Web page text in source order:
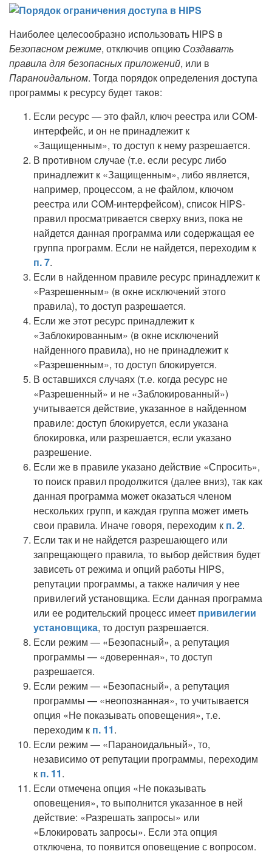
Наиболее целесообразно использовать HIPS в
Безопасном режиме, отключив опцию Создавать
правила для безопасных приложений, или в
Параноидальном. Тогда порядок определения доступа
программы к ресурсу будет таков:
Если ресурс — это файл, ключ реестра или COM-
интерфейс, и он не принадлежит к
«Защищенным», то доступ к нему разрешается.
В противном случае (т.е. если ресурс либо
принадлежит к «Защищенным», либо является,
например, процессом, а не файлом, ключом
реестра или COM-интерфейсом), список HIPS-
правил просматривается сверху вниз, пока не
найдется данная программа или содержащая ее
группа программ. Если не найдется, переходим к
п. 7.
Если в найденном правиле ресурс принадлежит к
«Разрешенным» (в окне исключений этого
правила), то доступ разрешается.
Если же этот ресурс принадлежит к
«Заблокированным» (в окне исключений
найденного правила), но не принадлежит к
«Разрешенным», то доступ блокируется.
В оставшихся случаях (т.е. когда ресурс не
«Разрешенный» и не «Заблокированный»)
учитывается действие, указанное в найденном
правиле: доступ блокируется, если указана
блокировка, или разрешается, если указано
разрешение.
Если же в правиле указано действие «Спросить»,
то поиск правил продолжится (далее вниз), так как
данная программа может оказаться членом
нескольких групп, и каждая группа может иметь
свои правила. Иначе говоря, переходим к п. 2.
Если так и не найдется разрешающего или
запрещающего правила, то выбор действия будет
зависеть от режима и опций работы HIPS,
репутации программы, а также наличия у нее
привилегий установщика. Если данная программа
или ее родительский процесс имеет привилегии
установщика, то доступ разрешается.
Если режим — «Безопасный», а репутация
программы — «доверенная», то доступ
разрешается.
Если режим — «Безопасный», а репутация
программы — «неопознанная», то учитывается
опция «Не показывать оповещения», т.е.
переходим к п. 11.
Если режим — «Параноидальный», то,
независимо от репутации программы, переходим
к п. 11.
Если отмечена опция «Не показывать
оповещения», то выполнится указанное в ней
действие: «Разрешать запросы» или
«Блокировать запросы». Если эта опция
отключена, то появится оповещение с вопросом.